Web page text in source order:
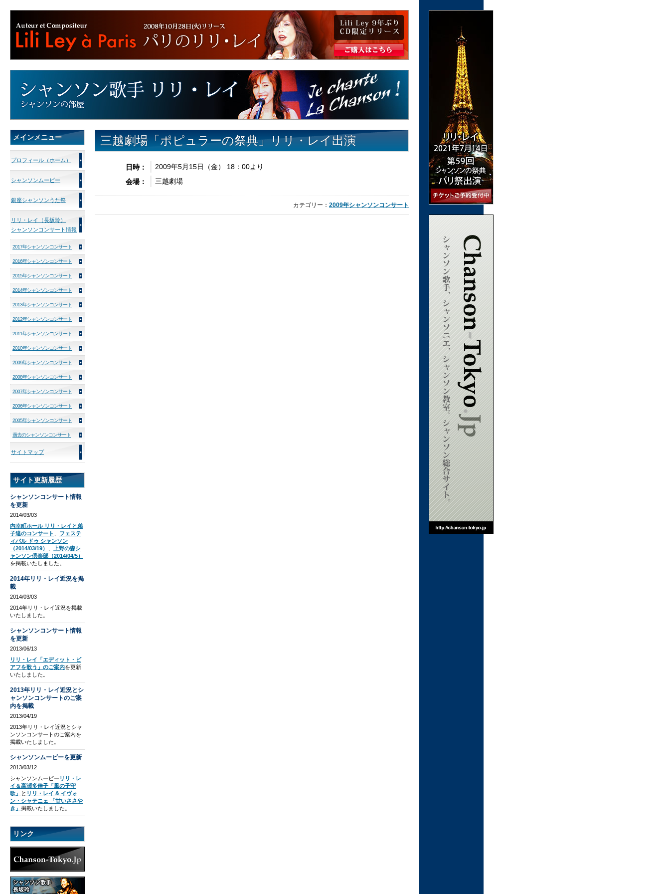
三越劇場「ポピュラーの祭典」リリ・レイ出演
日時：
2009年5月15日（金） 18：00より
会場：
三越劇場
カテゴリー： 2009年シャンソンコンサート
メインメニュー
プロフィール（ホーム）
シャンソンムービー
銀座シャンソンうた祭
リリ・レイ（長坂玲）
シャンソンコンサート情報
2017年シャンソンコンサート
2016年シャンソンコンサート
2015年シャンソンコンサート
2014年シャンソンコンサート
2013年シャンソンコンサート
2012年シャンソンコンサート
2011年シャンソンコンサート
2010年シャンソンコンサート
2009年シャンソンコンサート
2008年シャンソンコンサート
2007年シャンソンコンサート
2006年シャンソンコンサート
2005年シャンソンコンサート
過去のシャンソンコンサート
サイトマップ
サイト更新履歴
シャンソンコンサート情報
を更新
2014/03/03
内幸町ホール リリ・レイと弟
子達のコンサート
フェステ
ィバル ドゥ シャンソン
（2014/03/19）
上野の森シ
ャンソン倶楽部（2014/04/5）
を掲載いたしました。
2014年リリ・レイ近況を掲
載
2014/03/03
2014年リリ・レイ近況を掲載
いたしました。
シャンソンコンサート情報
を更新
2013/06/13
リリ・レイ「エディット・ピ
アフを歌う」のご案内を更新
いたしました。
2013年リリ・レイ近況とシ
ャンソンコンサートのご案
内を掲載
2013/04/19
2013年リリ・レイ近況とシャ
ンソンコンサートのご案内を
掲載いたしました。
シャンソンムービーを更新
2013/03/12
シャンソンムービー リリ・レ
イ＆高瀬多佳子「風の子守
歌」
と リリ・レイ & イヴォ
ン・シャテニェ 「甘いささや
き」 掲載いたしました。
リンク